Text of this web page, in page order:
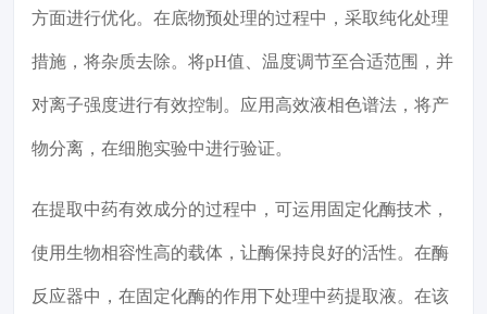
方面进行优化。在底物预处理的过程中，采取纯化处理
措施，将杂质去除。将pH值、温度调节至合适范围，并
对离子强度进行有效控制。应用高效液相色谱法，将产
物分离，在细胞实验中进行验证。
在提取中药有效成分的过程中，可运用固定化酶技术，
使用生物相容性高的载体，让酶保持良好的活性。在酶
反应器中，在固定化酶的作用下处理中药提取液。在该